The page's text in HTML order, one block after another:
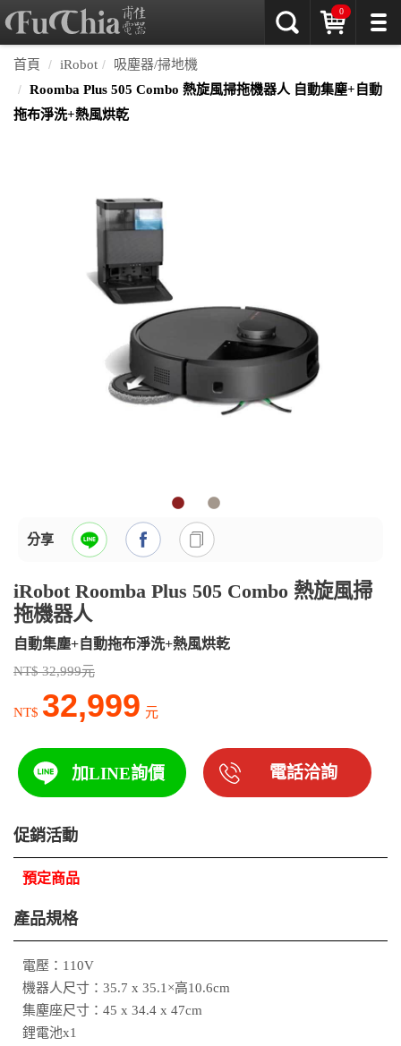
0
首頁 iRobot
吸塵器/掃地機
Roomba Plus 505 Combo 熱旋風掃拖機器人 自動集塵+自動
拖布淨洗+熱風烘乾
分享
iRobot Roomba Plus 505 Combo 熱旋風掃
拖機器人
自動集塵+自動拖布淨洗+熱風烘乾
NT$ 32,999元
NT$ 32,999 元
加LINE詢價 電話洽詢
促銷活動
預定商品
產品規格
電壓：110V
機器人尺寸：35.7 x 35.1×高10.6cm
集塵座尺寸：45 x 34.4 x 47cm
鋰電池x1